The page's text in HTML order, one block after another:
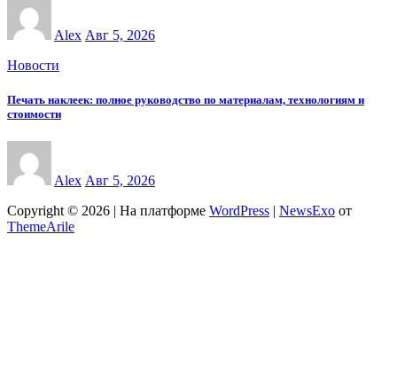
Alex Авг 5, 2026
Новости
Печать наклеек: полное руководство по материалам, технологиям и
стоимости
Alex Авг 5, 2026
Copyright © 2026 | На платформе WordPress NewsExo от
ThemeArile